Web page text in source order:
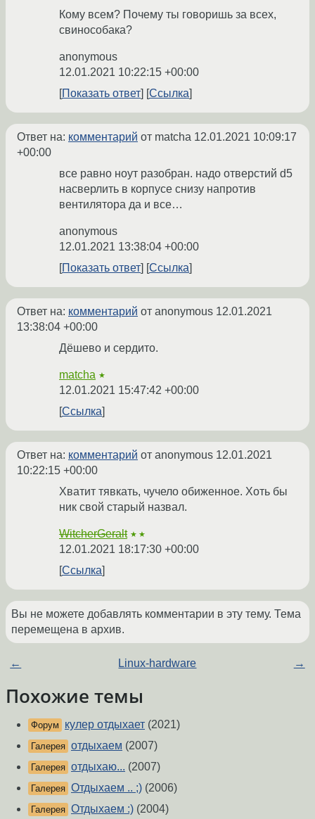
Кому всем? Почему ты говоришь за всех,
свинособака?
anonymous
12.01.2021 10:22:15 +00:00
Показать ответ
Ссылка
Ответ на: комментарий от matcha 12.01.2021 10:09:17
+00:00
все равно ноут разобран. надо отверстий d5
насверлить в корпусе снизу напротив
вентилятора да и все…
anonymous
12.01.2021 13:38:04 +00:00
Показать ответ
Ссылка
Ответ на: комментарий от anonymous 12.01.2021
13:38:04 +00:00
Дёшево и сердито.
matcha ★
12.01.2021 15:47:42 +00:00
Ссылка
Ответ на: комментарий от anonymous 12.01.2021
10:22:15 +00:00
Хватит тявкать, чучело обиженное. Хоть бы
ник свой старый назвал.
WitcherGeralt ★★
12.01.2021 18:17:30 +00:00
Ссылка
Вы не можете добавлять комментарии в эту тему. Тема
перемещена в архив.
← Linux-hardware →
Похожие темы
Форум кулер отдыхает (2021)
Галерея отдыхаем (2007)
Галерея отдыхаю... (2007)
Галерея Отдыхаем .. ;) (2006)
Галерея Отдыхаем :) (2004)